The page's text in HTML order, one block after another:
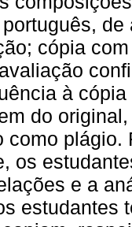
cópia
à
do
como plágio.
os
e a
estudantes